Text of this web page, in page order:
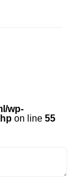
wp-
on line 55